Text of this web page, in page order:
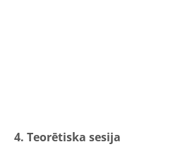
4. Teorētiska sesija